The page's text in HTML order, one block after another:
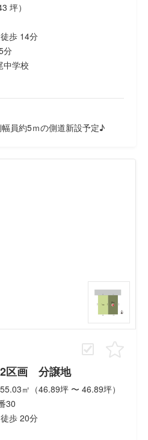
坪）
歩 14分
分
中学校
員約5ｍの側道新設予定♪
区画 分譲地
㎡（46.89坪 〜 46.89坪）
30
歩 20分